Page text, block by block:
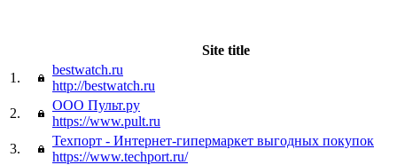
Site title
1.
bestwatch.ru
http://bestwatch.ru
2.
ООО Пульт.ру
https://www.pult.ru
3.
Техпорт - Интернет-гипермаркет выгодных покупок
https://www.techport.ru/